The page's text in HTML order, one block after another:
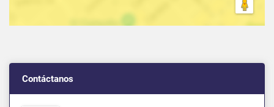
Contáctanos